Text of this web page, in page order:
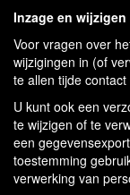
Inzage en
Voor vragen over
wijzigingen in (of
te allen tijde
U kunt ook een
te wijzigen of te
een
toestemming
verwerking van